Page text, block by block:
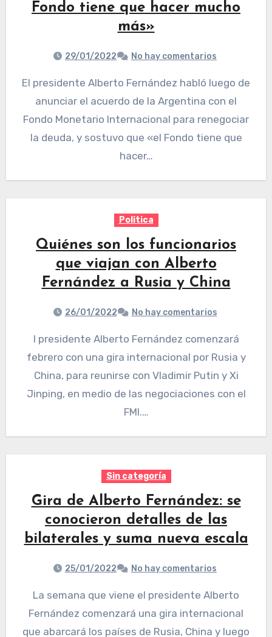
Fondo tiene que hacer mucho
más»
29/01/2022 No hay comentarios
El presidente Alberto Fernández habló luego de
anunciar el acuerdo de la Argentina con el
Fondo Monetario Internacional para renegociar
la deuda, y sostuvo que «el Fondo tiene que
hacer…
Politica
Quiénes son los funcionarios
que viajan con Alberto
Fernández a Rusia y China
26/01/2022 No hay comentarios
l presidente Alberto Fernández comenzará
febrero con una gira internacional por Rusia y
China, para reunirse con Vladimir Putin y Xi
Jinping, en medio de las negociaciones con el
FMI.…
Sin categoría
Gira de Alberto Fernández: se
conocieron detalles de las
bilaterales y suma nueva escala
25/01/2022 No hay comentarios
La semana que viene el presidente Alberto
Fernández comenzará una gira internacional
que abarcará los países de Rusia, China y luego